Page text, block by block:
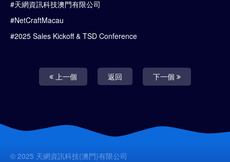
#天網資訊科技澳門有限公司
#NetCraftMacau
#2025 Sales Kickoff & TSD Conference
上一個 返回 下一個
© 2025 天網資訊科技(澳門)有限公司